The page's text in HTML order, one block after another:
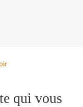
qui vous